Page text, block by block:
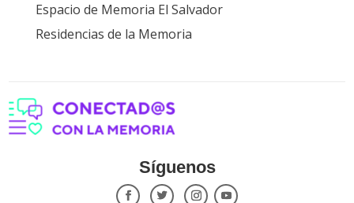
Espacio de Memoria El Salvador
Residencias de la Memoria
Síguenos